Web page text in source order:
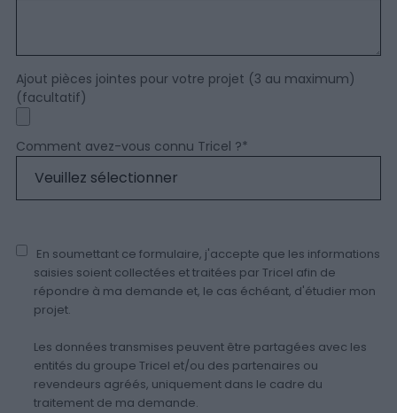
Ajout pièces jointes pour votre projet (3 au maximum)
(facultatif)
Comment avez-vous connu Tricel ?*
En soumettant ce formulaire, j'accepte que les informations
saisies soient collectées et traitées par Tricel afin de
répondre à ma demande et, le cas échéant, d'étudier mon
projet.
Les données transmises peuvent être partagées avec les
entités du groupe Tricel et/ou des partenaires ou
revendeurs agréés, uniquement dans le cadre du
traitement de ma demande.